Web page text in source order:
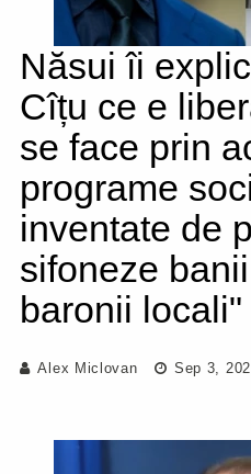
Năsui îi
Cîțu ce e
se face prin
programe
inventate de
sifoneze
baronii locali"
Alex Miclovan Sep 3,